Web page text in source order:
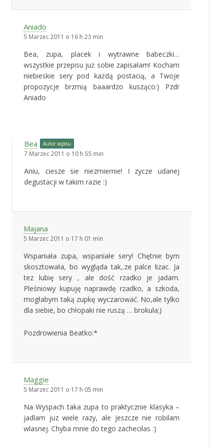
Aniado
5 Marzec 2011 o 16 h 23 min
Bea, zupa, placek i wytrawne babeczki…
wszystkie przepisu już sobie zapisałam! Kocham
niebieskie sery pod każdą postacią, a Twoje
propozycje brzmią baaardzo kusząco:) Pzdr
Aniado
Bea Autor wpisu
7 Marzec 2011 o 10 h 55 min
Aniu, ciesze sie niezmiernie! I zycze udanej
degustacji w takim razie :)
Majana
5 Marzec 2011 o 17 h 01 min
Wspaniała zupa, wspaniałe sery! Chętnie bym
skosztowała, bo wygląda tak,.ze palce lizac. Ja
tez lubię sery , ale dość rzadko je jadam.
Pleśniowy kupuję naprawdę rzadko, a szkoda,
mogłabym taką zupkę wyczarować. No,ale tylko
dla siebie, bo chłopaki nie ruszą … brokula;)
Pozdrowienia Beatko:*
Maggie
5 Marzec 2011 o 17 h 05 min
Na Wyspach taka zupa to praktycznie klasyka –
jadlam juz wiele razy, ale jeszcze nie robilam
wlasnej. Chyba mnie do tego zachecilas :)